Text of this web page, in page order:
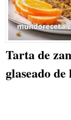
Tarta de
glaseado